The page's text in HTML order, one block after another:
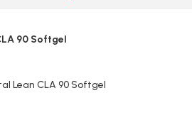
90 Softgel
Lean CLA 90 Softgel